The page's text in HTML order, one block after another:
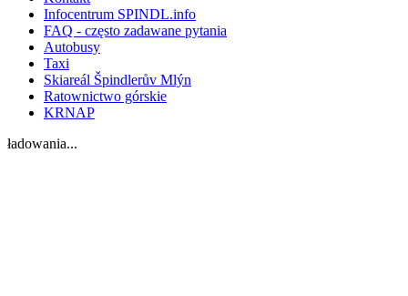
Infocentrum SPINDL.info
FAQ - często zadawane pytania
Autobusy
Taxi
Skiareál Špindlerův Mlýn
Ratownictwo górskie
KRNAP
ładowania...